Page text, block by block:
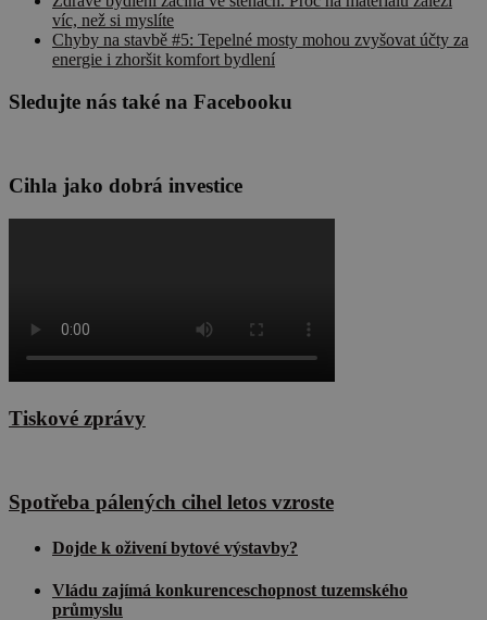
víc, než si myslíte
Chyby na stavbě #5: Tepelné mosty mohou zvyšovat účty za
energie i zhoršit komfort bydlení
Sledujte nás také na Facebooku
Cihla jako dobrá investice
Tiskové zprávy
Spotřeba pálených cihel letos vzroste
Dojde k oživení bytové výstavby?
Vládu zajímá konkurenceschopnost tuzemského
průmyslu